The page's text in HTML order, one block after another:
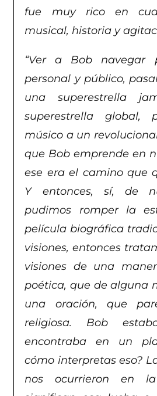
fue muy rico en
musical, historia y
“Ver a Bob navegar
personal y público,
una superestrella
superestrella global,
músico a un
que Bob emprende en
ese era el camino que
Y entonces, sí, de
pudimos romper la
película biográfica
visiones, entonces
visiones de una
poética, que de alguna
una oración, que
religiosa. Bob
encontraba en un
cómo interpretas eso?
nos ocurrieron en